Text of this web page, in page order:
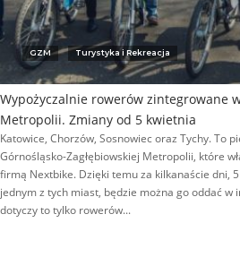
GZM Turystyka i Rekreacja
Wypożyczalnie rowerów zintegrowane
Metropolii. Zmiany od 5 kwietnia
Katowice, Chorzów, Sosnowiec oraz Tychy. To
Górnośląsko-Zagłębiowskiej Metropolii, które
firmą Nextbike. Dzięki temu za kilkanaście dni,
jednym z tych miast, będzie można go oddać w
dotyczy to tylko rowerów...